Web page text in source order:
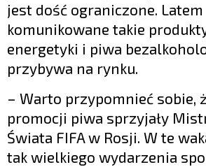
jest dość ograniczone. Latem
komunikowane takie
energetyki i piwa
przybywa na rynku.
– Warto przypomnieć sobie,
promocji piwa sprzyjały
Świata FIFA w Rosji. W te
tak wielkiego wydarzenia